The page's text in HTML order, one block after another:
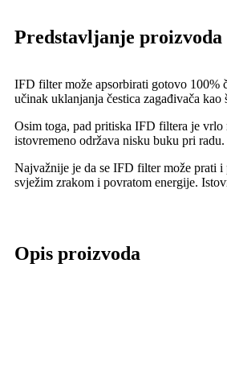
Predstavljanje proizvoda
IFD filter može apsorbirati gotovo 100%
učinak uklanjanja čestica zagađivača kao
Osim toga, pad pritiska IFD filtera je vrlo
istovremeno održava nisku buku pri radu.
Najvažnije je da se IFD filter može prati i
svježim zrakom i povratom energije.
Opis proizvoda